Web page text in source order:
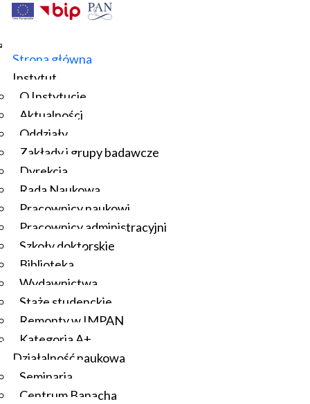
Strona główna
Instytut
O Instytucie
Aktualności
Oddziały
Zakłady i grupy badawcze
Dyrekcja
Rada Naukowa
Pracownicy naukowi
Pracownicy administracyjni
Szkoły doktorskie
Biblioteka
Wydawnictwa
Staże studenckie
Remonty w IMPAN
Kategoria A+
Działalność naukowa
Seminaria
Centrum Banacha